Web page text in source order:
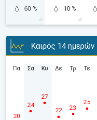
60 %
10 %
Καιρός 14 ημερών
Πα
20
Σα
24
Κυ
27
Δε
22
Τρ
23
Τε
25